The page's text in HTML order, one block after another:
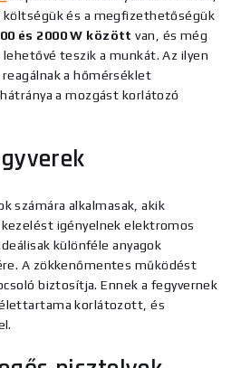
költségük és a megfizethetőségük
és 2000 W között van, és még
teszik a munkát. Az ilyen
a hőmérséklet
a mozgást korlátozó
számára alkalmasak, akik
igényelnek elektromos
különféle anyagok
A zökkenőmentes működést
biztosítja. Ennek a fegyvernek
korlátozott, és